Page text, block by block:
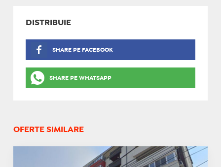
DISTRIBUIE
SHARE PE FACEBOOK
SHARE PE WHATSAPP
OFERTE SIMILARE